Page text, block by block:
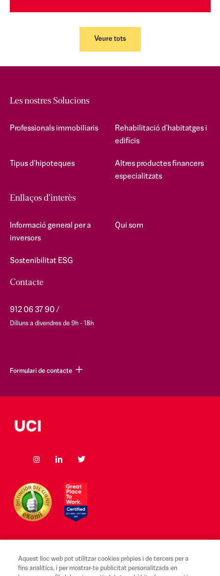
Veure tots
Les nostres Solucions
Professionals immobiliaris
Rehabilitació d'habitatges i
edificis
Tipus d'hipoteques
Altres productes financers
especialitzats
Enllaços d'interès
Informació general per a
inversors
Qui som
Sostenibilitat ESG
Contacte
912 06 37 90
Dilluns a divendres de 9h - 18h
Formulari de contacte
Avís legal i Condicions d'ús
Aquest lloc web pot utilitzar cookies pròpies i de tercers per a
fins analítics, i per mostrar-te publicitat personalitzada en